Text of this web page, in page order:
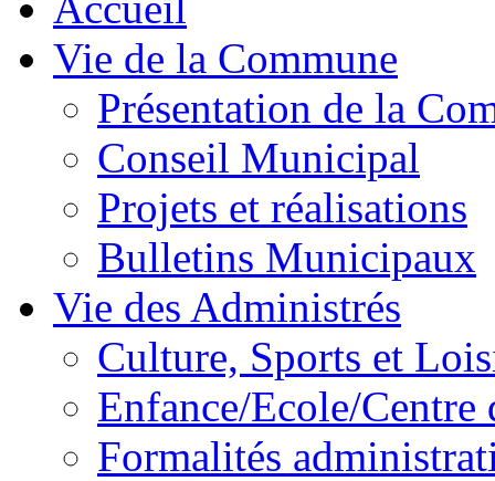
Vie de la Commune
Présentation de la
Conseil Municipal
Projets et réalisations
Bulletins Municipaux
Vie des Administrés
Culture, Sports et
Enfance/Ecole/Centre
Formalités